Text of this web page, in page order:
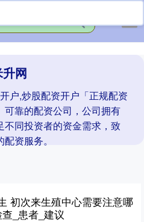
网
户,炒股配资开户「正规配资
靠的配资公司，公司拥有
同投资者的资金需求，致
资服务。
初次来生殖中心需要注意哪
_患者_建议